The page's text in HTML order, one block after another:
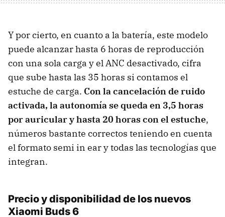
Y por cierto, en cuanto a la batería, este modelo
puede alcanzar hasta 6 horas de reproducción
con una sola carga y el ANC desactivado, cifra
que sube hasta las 35 horas si contamos el
estuche de carga. Con la cancelación de ruido
activada, la autonomía se queda en 3,5 horas
por auricular y hasta 20 horas con el estuche,
números bastante correctos teniendo en cuenta
el formato semi in ear y todas las tecnologías que
integran.
Precio y disponibilidad de los nuevos
Xiaomi Buds 6